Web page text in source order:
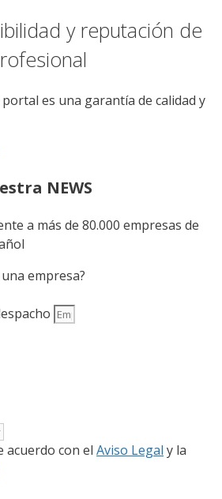
y reputación de
es una garantía de calidad y
NEWS
a más de 80.000 empresas de
empresa?
acuerdo con el Aviso Legal y la